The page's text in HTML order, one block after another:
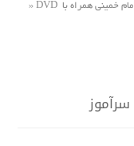
کلیپ همخوانی و آموزش و شادی کلاس سومی ها بندر امام خمینی همراه با DVD «